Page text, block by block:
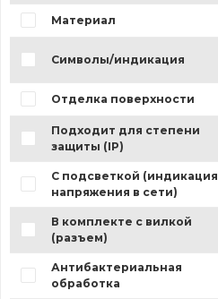
Материал
Символы/индикация
Отделка поверхности
Подходит для степени
защиты (IP)
С подсветкой (индикация
напряжения в сети)
В комплекте с вилкой
(разъем)
Антибактериальная
обработка